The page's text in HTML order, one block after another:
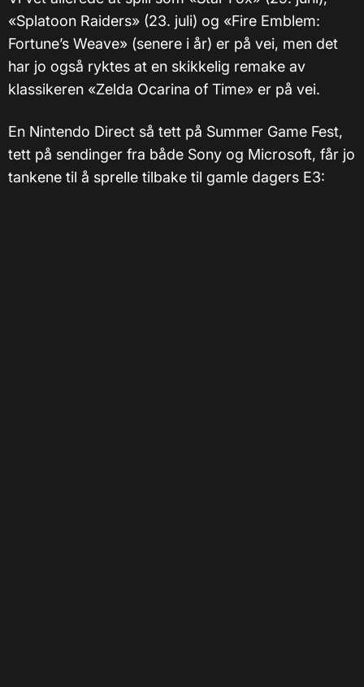
«Splatoon Raiders» (23. juli) og «Fire Emblem:
Fortune’s Weave» (senere i år) er på vei, men det
har jo også ryktes at en skikkelig remake av
klassikeren «Zelda Ocarina of Time» er på vei.
En Nintendo Direct så tett på Summer Game Fest,
tett på sendinger fra både Sony og Microsoft, får jo
tankene til å sprelle tilbake til gamle dagers E3: